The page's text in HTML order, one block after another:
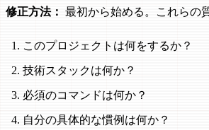
修正方法： 最初から始める。これらの
このプロジェクトは何をするか？
技術スタックは何か？
必須のコマンドは何か？
自分の具体的な慣例は何か？